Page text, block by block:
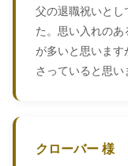
父の退職祝いとし
た。思い入れの
が多いと思いま
さっていると思い
クローバー 様